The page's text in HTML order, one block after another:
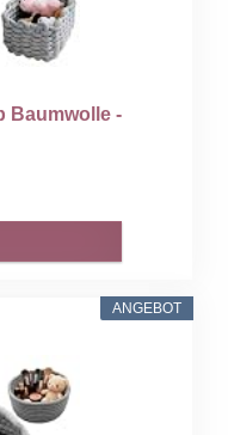
Baumwolle -
ANGEBOT